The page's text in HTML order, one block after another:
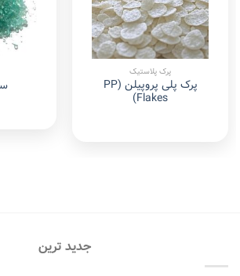
پرک پلاستیک
پرک پلی پروپیلن (PP
Flakes)
جدید ترین